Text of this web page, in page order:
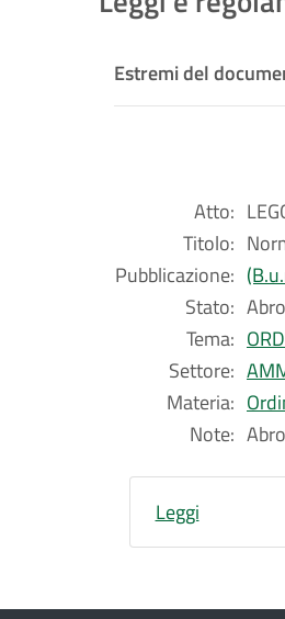
Estremi del
Atto:
Titolo:
Pubblicazione:
Stato:
Tema:
Settore:
Materia:
Note:
Leggi